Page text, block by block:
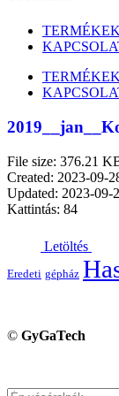
TERMÉKEK
TERMÉKEK
File size: 376.21
Created: 2023-09-
Updated: 2023-09-
Kattintás: 84
Letöltés
Eredeti gépház
© GyGaTech